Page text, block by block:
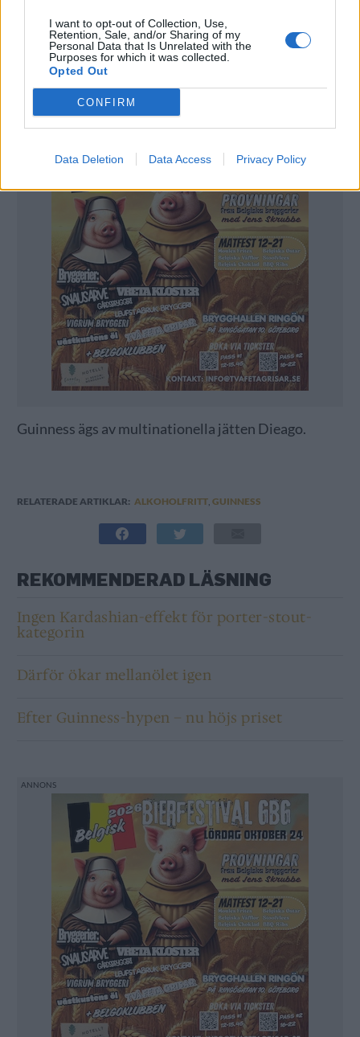
I want to opt-out of Collection, Use,
Retention, Sale, and/or Sharing of my
Personal Data that Is Unrelated with the
Purposes for which it was collected.
Opted Out
CONFIRM
Data Deletion Data Access Privacy Policy
I anslutning till bryggeriet ska sex nya tankar få plats
i en utbyggnad på två våningar.
Varje tank ska få en kapacitet på 750 000 pint,
motsvarande 426000 liter.
Guinness ägs av multinationella jätten Dieago.
RELATERADE ARTIKLAR: ALKOHOLFRITT, GUINNESS
REKOMMENDERAD LÄSNING
Ingen Kardashian-effekt för porter-stout-
kategorin
Därför ökar mellanölet igen
Efter Guinness-hypen – nu höjs priset